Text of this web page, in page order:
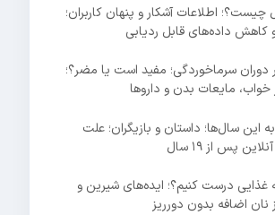
چیست؟؛ اطلاعات آشکار و پنهان کاربران؛
کاهش داده‌های قابل ردیابی
سرماخوردگی؛ مفید است یا مضر؟؛
خواب، مایعات بدن و داروها
این سال‌ها؛ داستان و بازیگران؛ علت
پس از ۱۹ سال
غذایی درست کنیم؟؛ ایده‌های شیرین و
نان اضافه بدون دورریز